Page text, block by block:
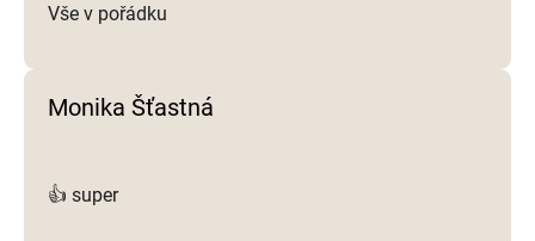
Vše v pořádku
Monika Šťastná
👍 super